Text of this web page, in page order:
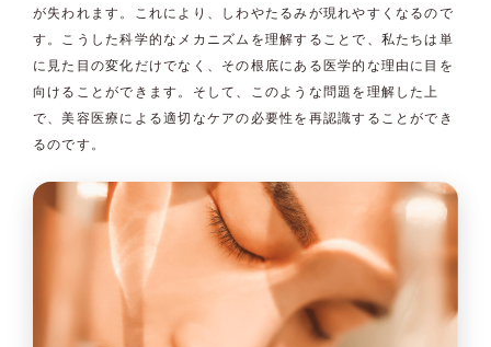
が失われます。これにより、しわやたるみが現れやすくなるので
す。こうした科学的なメカニズムを理解することで、私たちは単
に見た目の変化だけでなく、その根底にある医学的な理由に目を
向けることができます。そして、このような問題を理解した上
で、美容医療による適切なケアの必要性を再認識することができ
るのです。